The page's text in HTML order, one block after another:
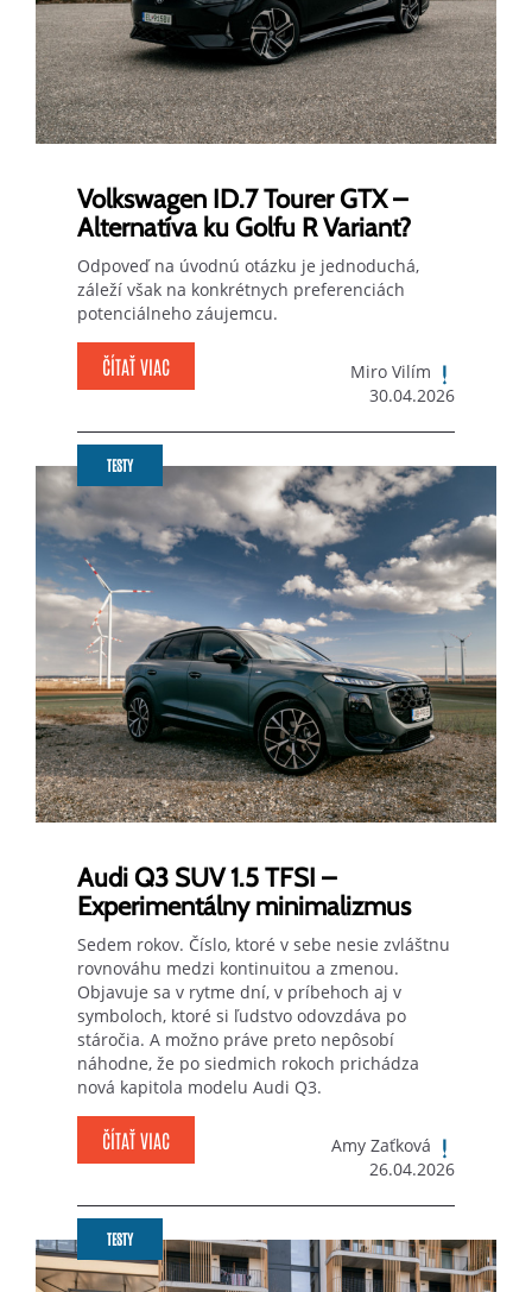
Volkswagen ID.7 Tourer GTX –
Alternatíva ku Golfu R Variant?
Odpoveď na úvodnú otázku je jednoduchá,
záleží však na konkrétnych preferenciách
potenciálneho záujemcu.
ČÍTAŤ VIAC
Miro Vilím
30.04.2026
TESTY
Audi Q3 SUV 1.5 TFSI –
Experimentálny minimalizmus
Sedem rokov. Číslo, ktoré v sebe nesie zvláštnu
rovnováhu medzi kontinuitou a zmenou.
Objavuje sa v rytme dní, v príbehoch aj v
symboloch, ktoré si ľudstvo odovzdáva po
stáročia. A možno práve preto nepôsobí
náhodne, že po siedmich rokoch prichádza
nová kapitola modelu Audi Q3.
ČÍTAŤ VIAC
Amy Zaťková
26.04.2026
TESTY